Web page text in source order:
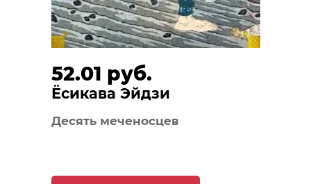
52.01 руб.
Ёсикава Эйдзи
Десять меченосцев